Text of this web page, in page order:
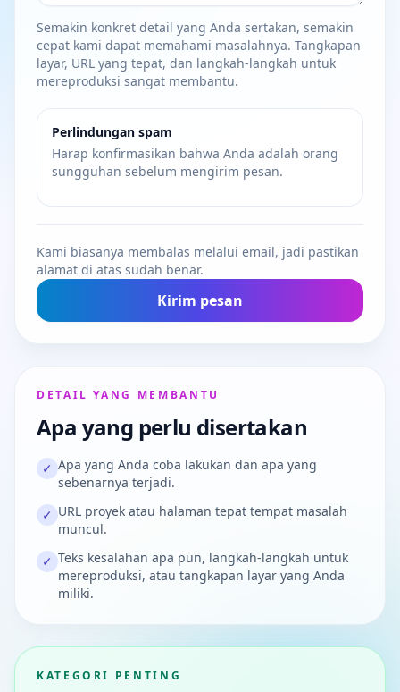
Semakin konkret detail yang Anda sertakan, semakin
cepat kami dapat memahami masalahnya. Tangkapan
layar, URL yang tepat, dan langkah-langkah untuk
mereproduksi sangat membantu.
Perlindungan spam
Harap konfirmasikan bahwa Anda adalah orang
sungguhan sebelum mengirim pesan.
Kami biasanya membalas melalui email, jadi pastikan
alamat di atas sudah benar.
Kirim pesan
DETAIL YANG MEMBANTU
Apa yang perlu disertakan
✓ Apa yang Anda coba lakukan dan apa yang
sebenarnya terjadi.
✓ URL proyek atau halaman tepat tempat masalah
muncul.
✓ Teks kesalahan apa pun, langkah-langkah untuk
mereproduksi, atau tangkapan layar yang Anda
miliki.
KATEGORI PENTING